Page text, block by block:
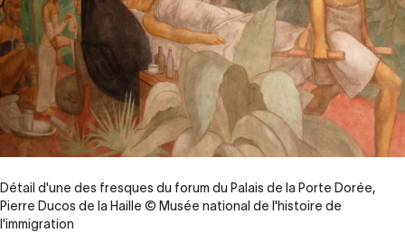
Détail d'une des fresques du forum du Palais de la Porte Dorée,
Pierre Ducos de la Haille © Musée national de l'histoire de
l'immigration